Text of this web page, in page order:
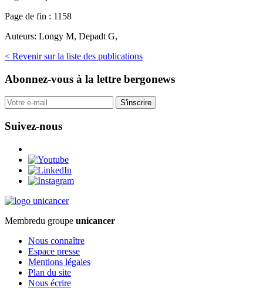
Page de fin : 1158
Auteurs: Longy M, Depadt G,
< Revenir sur la liste des publications
Abonnez-vous à la lettre bergonews
S'inscrire
Suivez-nous
Membredu groupe unicancer
Nous connaître
Espace presse
Mentions légales
Plan du site
Nous écrire